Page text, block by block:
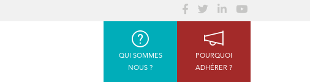
QUI SOMMES
NOUS ?
POURQUOI
ADHÉRER ?